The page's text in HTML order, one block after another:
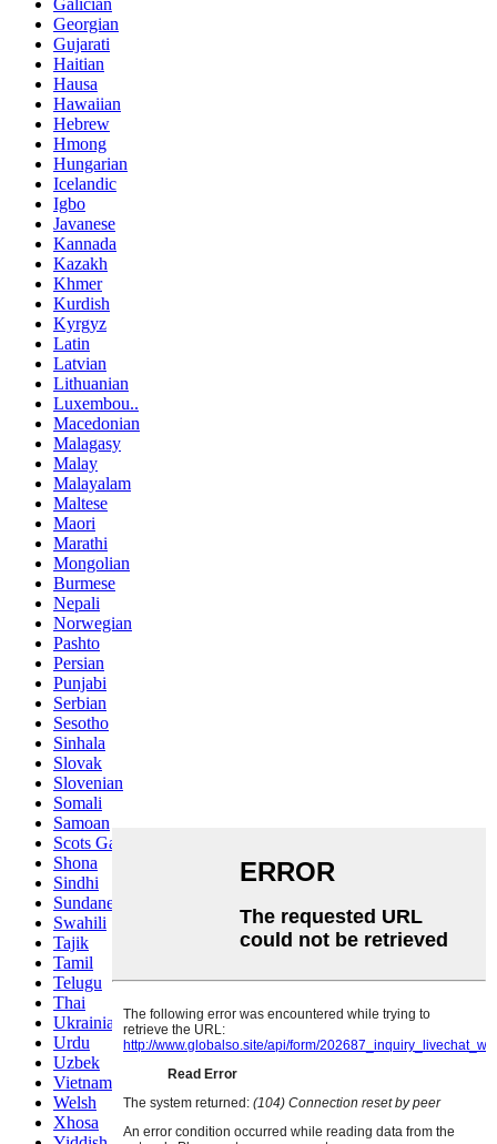
Galician
Georgian
Gujarati
Haitian
Hausa
Hawaiian
Hebrew
Hmong
Hungarian
Icelandic
Igbo
Javanese
Kannada
Kazakh
Khmer
Kurdish
Kyrgyz
Latin
Latvian
Lithuanian
Luxembou..
Macedonian
Malagasy
Malay
Malayalam
Maltese
Maori
Marathi
Mongolian
Burmese
Nepali
Norwegian
Pashto
Persian
Punjabi
Serbian
Sesotho
Sinhala
Slovak
Slovenian
Somali
Samoan
Scots Gaelic
Shona
Sindhi
Sundanese
Swahili
Tajik
Tamil
Telugu
Thai
Ukrainian
Urdu
Uzbek
Vietnamese
Welsh
Xhosa